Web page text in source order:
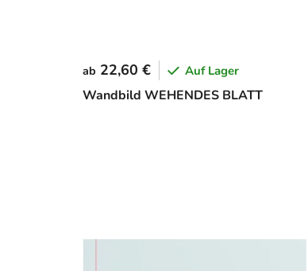
Wandbild WEHENDES BLATT
ab 22,60 € Auf Lager